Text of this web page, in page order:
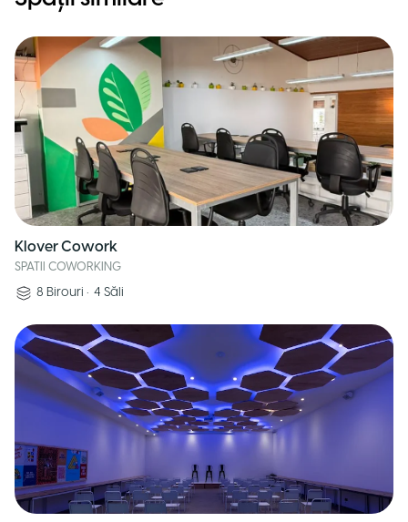
Klover Cowork
SPATII COWORKING
8 Birouri • 4 Săli